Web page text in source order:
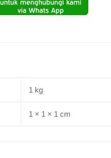
1 kg
1 × 1 × 1 cm